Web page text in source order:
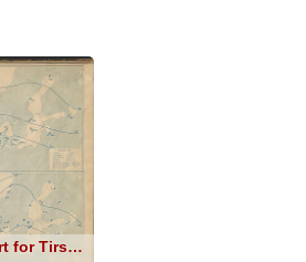
Vejrkaart for Tirsdag den 26' Septemper 1873 Kl 8 Morgen Fig. 3.; Vejrkaart for Tirsdag den 26' Septemper 1873 Kl 8 Morgen Fig. 4.